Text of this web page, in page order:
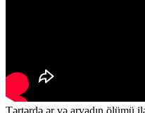
Tərtərdə ər və arvadın ölümü